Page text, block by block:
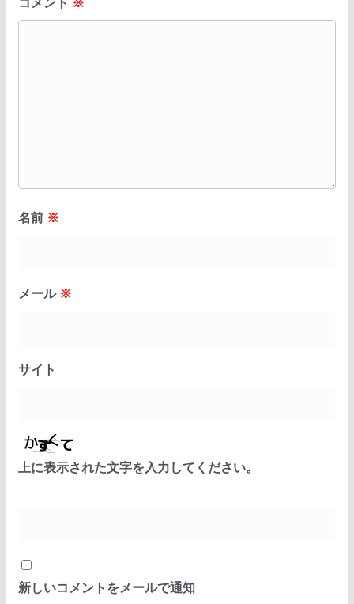
名前 ※
メール ※
サイト
上に表示された文字を入力してください。
新しいコメントをメールで通知